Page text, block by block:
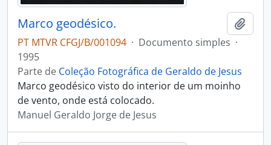
Marco geodésico.
PT MTVR CFGJ/B/001094 · Documento simples ·
1995
Parte de Coleção Fotográfica de Geraldo de Jesus
Marco geodésico visto do interior de um moinho
de vento, onde está colocado.
Manuel Geraldo Jorge de Jesus